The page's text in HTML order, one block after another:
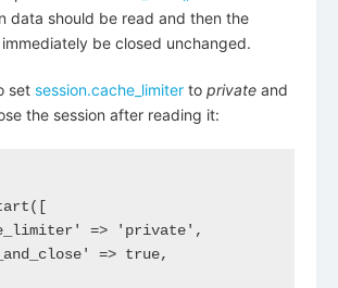
data should be read and then the
be closed unchanged.
set session.cache_limiter to private and
the session after reading it:
=> 'private',
=> true,